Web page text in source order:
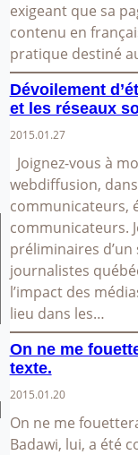
exigeant que sa
contenu en
pratique destiné
Dévoilement
et les réseaux
2015.01.27
Joignez-vous à
webdiffusion,
communicateurs,
communicateurs.
préliminaires
journalistes
l’impact des
lieu dans les…
On ne me
texte.
2015.01.20
On ne me
Badawi, lui, a été